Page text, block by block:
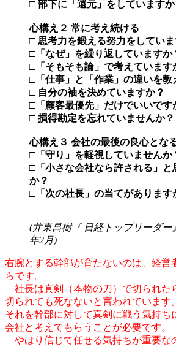
□ 部下に「還元」をしていますか
心構え２ 常に考え続ける
□ 思考力を鍛える努力をしていま
□「なぜ」を繰り返していますか
□「そもそも論」で考えています
□「仕事」と「作業」の違いを教
□ 自分の袖を決めていますか？
□「顧客最優先」だけでいいです
□ 損得勘定を忘れていませんか？
心構え３ 会社の最後の良心とな
□「守り」を軽視していませんか
□「小さな会社なら許される」と
か？
□「次の社長」の当てがあります
(井東昌樹『 日経トップリーダー
年2月)
右腕とする幹部が育たないのは、経営
らです。
社長は真剣（本物の刀）で切られた
切られても死なないと言われています。
それを幹部に対して真剣に戦う気持ち
会社と考えてもらうことが必要です。
やはり信じて任せる気持ちが重要な